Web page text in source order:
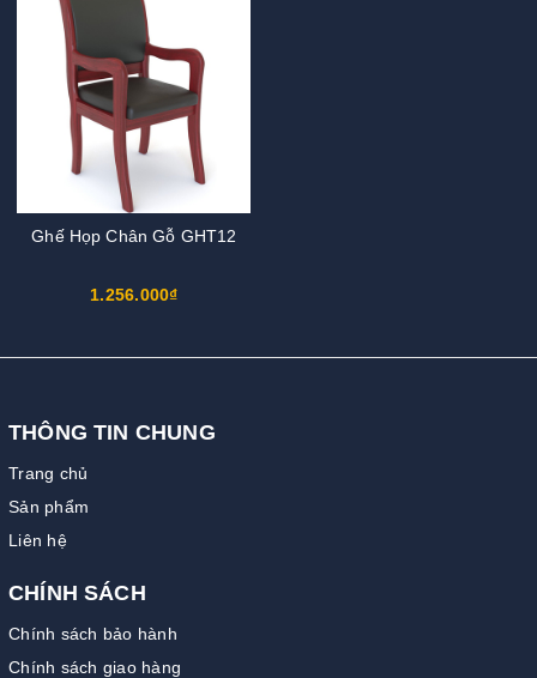
Ghế Họp Chân Gỗ GHT12
1.256.000₫
THÔNG TIN CHUNG
Trang chủ
Sản phẩm
Liên hệ
CHÍNH SÁCH
Chính sách bảo hành
Chính sách giao hàng